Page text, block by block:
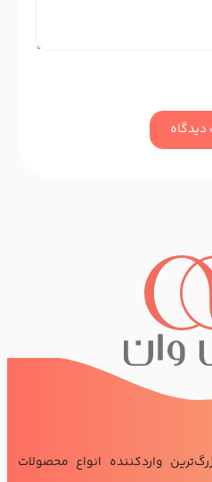
دیدگاه
واردکننده انواع محصولات